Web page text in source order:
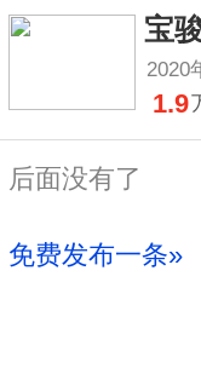
宝
2020
1.9
后面没有了
免费发布一条»